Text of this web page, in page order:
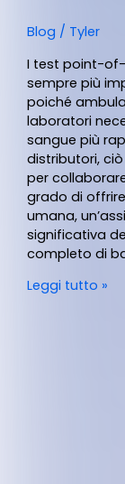
Blog / Tyler
I test point-
sempre più
poiché
laboratori
sangue più
distributori,
per
grado di
umana,
significativa
completo di
Leggi tutto »